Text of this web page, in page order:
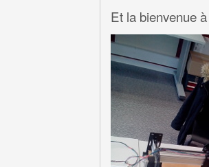
Et la bienvenue